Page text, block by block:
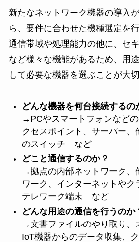
新たなネットワーク機器の導入
ら、要件に合わせた機種選定を行
通信帯域や処理能力の他に、セ
など様々な機能があるため、用
して必要な機器を選ぶことが大切
どんな機器を何台接続するの
→PCやスマートフォンなど
クセスポイント、サーバー、
のスイッチ など
どこと通信するのか？
→拠点の内部ネットワーク、
ワーク、インターネットやク
テレワーク端末 など
どんな用途の通信を行うのか
→文書ファイルのやり取り、
IoT機器からのデータ収集、